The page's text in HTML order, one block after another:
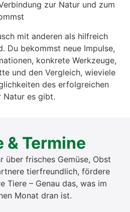
zur Natur und zum
mit ande­ren als hilf­reich
Du bekommst neue Impul­se,
kon­kre­te Werk­zeu­ge,
und den Ver­gleich, wie­vie­le
des erfolg­rei­chen
Natur es gibt.
& Ter­mi­ne
über fri­sches Gemü­se, Obst
tier­freund­lich, för­de­re
Tie­re – Genau das, was im
Monat dran ist.